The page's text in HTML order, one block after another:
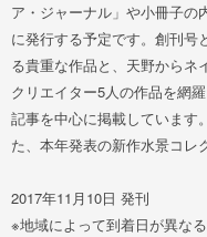
ア・ジャーナル」や小冊子の
に発行する予定です。創刊号
る貴重な作品と、天野からネ
クリエイター5人の作品を網
記事を中心に掲載しています
た、本年発表の新作水景コレ
2017年11月10日 発刊
※地域によって到着日が異なる